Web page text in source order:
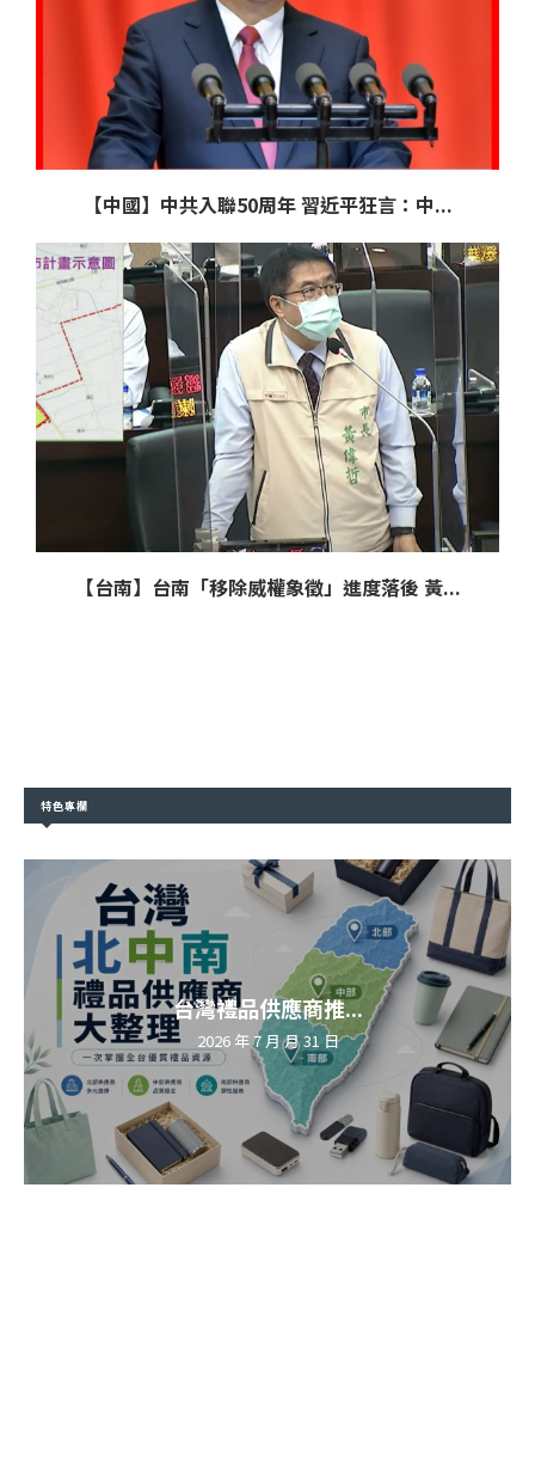
【中國】中共入聯50周年 習近平狂言：中...
【台南】台南「移除威權象徵」進度落後 黃...
特色專欄
台灣禮品供應商推...
2026 年 7 月 月 31 日